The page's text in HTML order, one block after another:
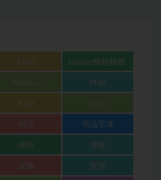
CMS Discuz整站模板
PHP
Rust
书法字体
传统 博客
开源